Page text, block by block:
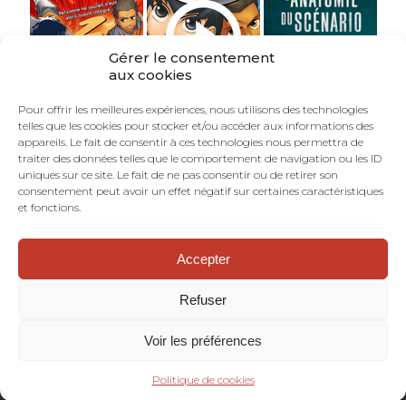
Gérer le consentement
aux cookies
Pour offrir les meilleures expériences, nous utilisons des technologies
telles que les cookies pour stocker et/ou accéder aux informations des
appareils. Le fait de consentir à ces technologies nous permettra de
traiter des données telles que le comportement de navigation ou les ID
uniques sur ce site. Le fait de ne pas consentir ou de retirer son
consentement peut avoir un effet négatif sur certaines caractéristiques
et fonctions.
Accepter
Refuser
Voir les préférences
Politique de cookies
©TOURRIOL.COM - En Français dans le Texte :
blog de scénariste BD, comics, mangas.
Mentions Légales